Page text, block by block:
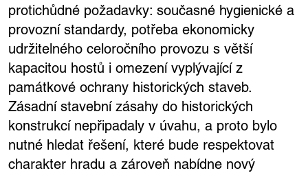
protichůdné požadavky: současné hygienické a
provozní standardy, potřeba ekonomicky
udržitelného celoročního provozu s větší
kapacitou hostů i omezení vyplývající z
památkové ochrany historických staveb.
Zásadní stavební zásahy do historických
konstrukcí nepřipadaly v úvahu, a proto bylo
nutné hledat řešení, které bude respektovat
charakter hradu a zároveň nabídne nový